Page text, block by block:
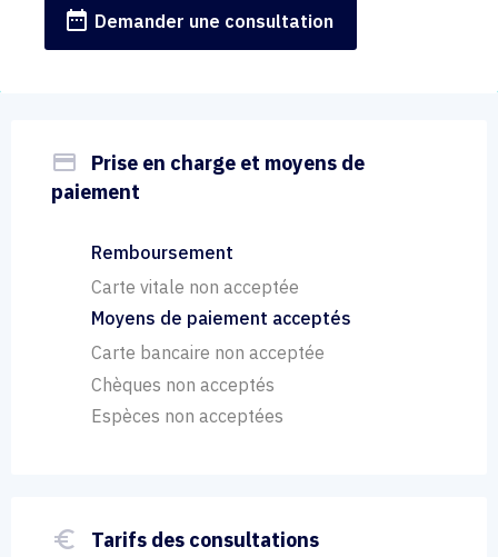
date_range Demander une consultation
payment
Prise en charge et moyens de
paiement
Remboursement
Carte vitale non acceptée
Moyens de paiement acceptés
Carte bancaire non acceptée
Chèques non acceptés
Espèces non acceptées
euro_symbol Tarifs des consultations